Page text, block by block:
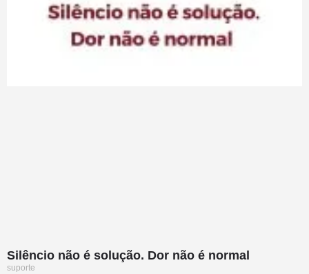
Silêncio não é solução. Dor não é normal
suporte